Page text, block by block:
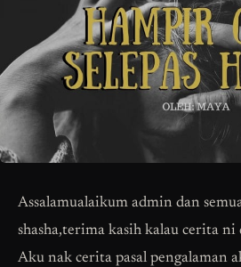
Assalamualaikum admin dan
shasha,terima kasih kalau cerita
Aku nak cerita pasal pengalaman